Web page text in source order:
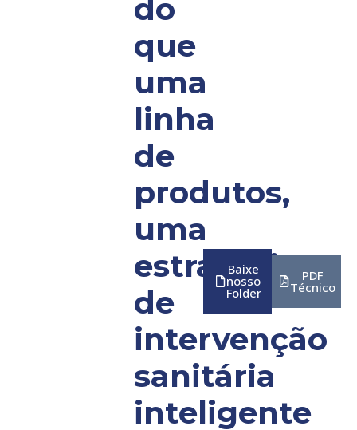
do
que
uma
linha
de
produtos,
uma
estratégia
de
intervenção
sanitária
inteligente
Baixe
nosso
Folder
PDF
Técnico